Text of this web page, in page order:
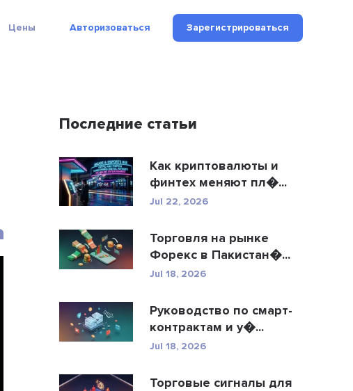
Цены Авторизоваться Зарегистрироваться
Последние статьи
Как криптовалюты и
финтех меняют пл�...
Jul 22, 2026
Торговля на рынке
Форекс в Пакистан�...
Jul 18, 2026
Руководство по смарт-
контрактам и у�...
Jul 18, 2026
Торговые сигналы для